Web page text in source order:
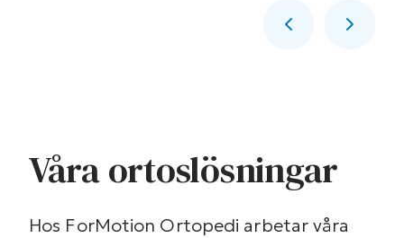
Våra ortoslösningar
Hos ForMotion Ortopedi arbetar våra